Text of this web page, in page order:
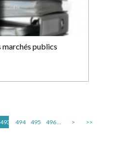
marchés publics
493 494 495 496... > >>